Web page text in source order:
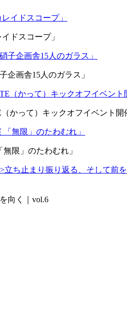
ドスコープ」
企画舎15人のガラス」
かって）キックオフイベント開
限」のたわむれ」
向く｜vol.6